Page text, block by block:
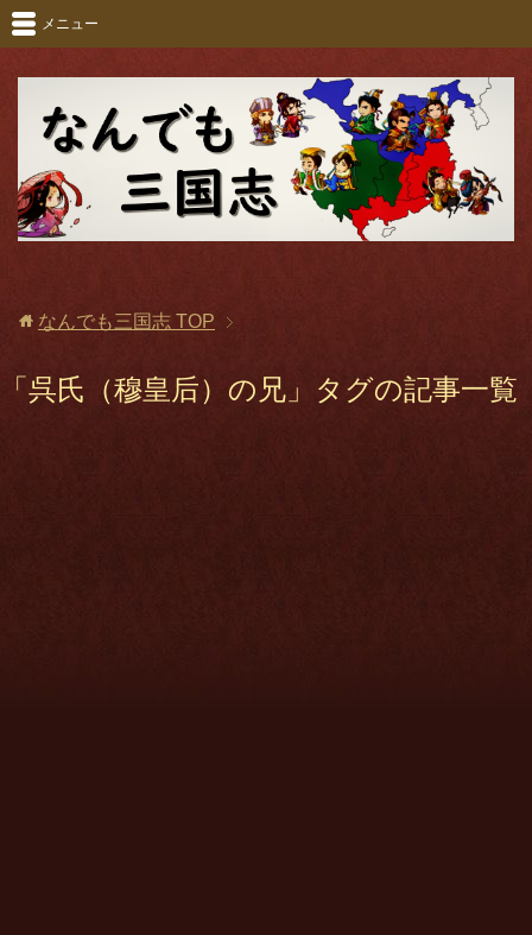
メニュー
なんでも三国志 TOP
「呉氏（穆皇后）の兄」タグの記事一覧